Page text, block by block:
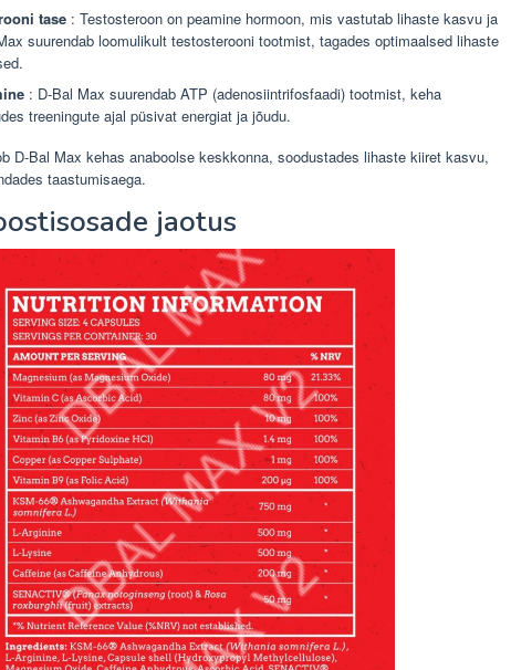
tase : Testosteroon on peamine hormoon, mis vastutab lihaste kasvu ja
suurendab loomulikult testosterooni tootmist, tagades optimaalsed lihaste
: D-Bal Max suurendab ATP (adenosiintrifosfaadi) tootmist, keha
treeningute ajal püsivat energiat ja jõudu.
D-Bal Max kehas anaboolse keskkonna, soodustades lihaste kiiret kasvu,
taastumisaega.
jaotus